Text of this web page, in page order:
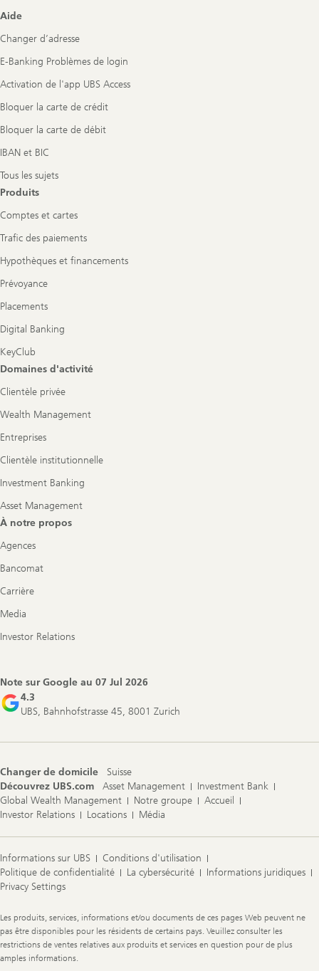
Footer
Aide
Changer d’adresse
E-Banking Problèmes de login
Activation de l'app UBS Access
Bloquer la carte de crédit
Bloquer la carte de débit
IBAN et BIC
Tous les sujets
Produits
Comptes et cartes
Trafic des paiements
Hypothèques et financements
Prévoyance
Placements
Digital Banking
KeyClub
Domaines d'activité
Clientèle privée
Wealth Management
Entreprises
Clientèle institutionnelle
Investment Banking
Asset Management
À notre propos
Agences
Bancomat
Carrière
Media
Investor Relations
Note sur Google au 07 Jul 2026
4.3
UBS, Bahnhofstrasse 45, 8001 Zurich
Changer de domicile
Suisse
Découvrez UBS.com
Asset Management
Investment Bank
Global Wealth Management
Notre groupe
Accueil
Investor Relations
Locations Média
Informations sur UBS
Conditions d'utilisation
Politique de confidentialité
La cybersécurité
Informations juridiques
Privacy Settings
Legal
Information
Les produits, services, informations et/ou documents de ces pages Web peuvent ne
pas être disponibles pour les résidents de certains pays. Veuillez consulter les
restrictions de ventes relatives aux produits et services en question pour de plus
amples informations.